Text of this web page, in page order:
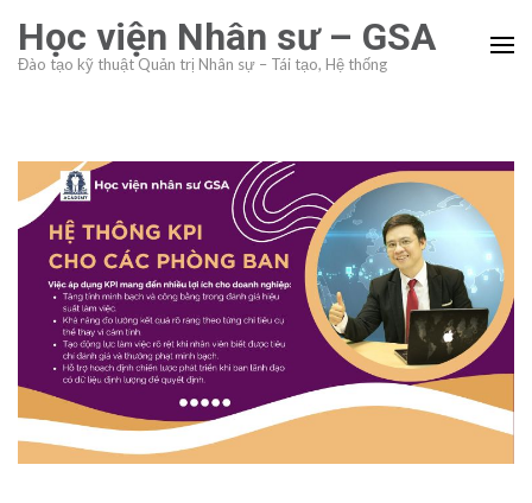
content
Học viện Nhân sư – GSA
Đào tạo kỹ thuật Quản trị Nhân sự – Tái tạo, Hệ thống